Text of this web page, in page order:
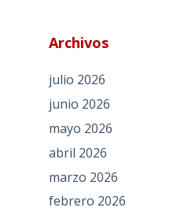
Archivos
julio 2026
junio 2026
mayo 2026
abril 2026
marzo 2026
febrero 2026